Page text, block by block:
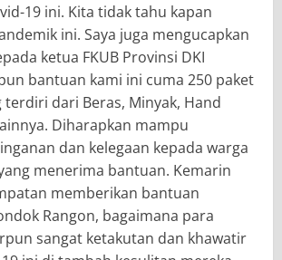
19 ini. Kita tidak tahu kapan
ini. Saya juga mengucapkan
ketua FKUB Provinsi DKI
bantuan kami ini cuma 250 paket
terdiri dari Beras, Minyak, Hand
Diharapkan mampu
dan kelegaan kepada warga
menerima bantuan. Kemarin
memberikan bantuan
Rangon, bagaimana para
sangat ketakutan dan khawatir